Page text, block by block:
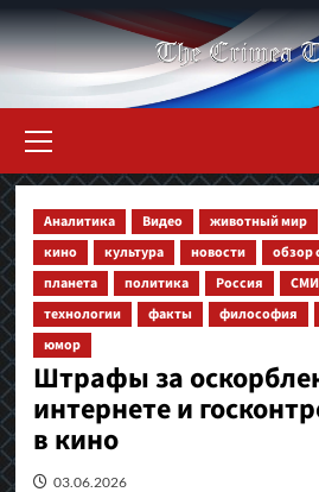
Перейти
к
содержимому
меню
Аналитика Видео животный мир
кино
культура новости обзор
планета
политика Россия СМИ
технологии
факты философия
юмор
Штрафы за
интернете и
в кино
03.06.2026